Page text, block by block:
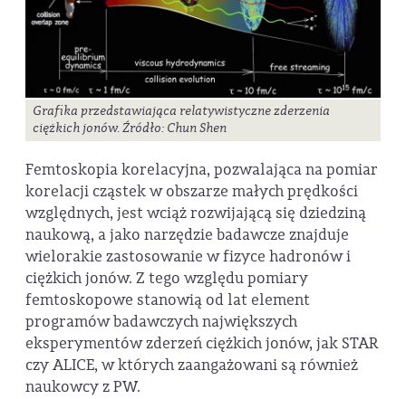
Grafika przedstawiająca relatywistyczne zderzenia
ciężkich jonów. Źródło: Chun Shen
Femtoskopia korelacyjna, pozwalająca na pomiar
korelacji cząstek w obszarze małych prędkości
względnych, jest wciąż rozwijającą się dziedziną
naukową, a jako narzędzie badawcze znajduje
wielorakie zastosowanie w fizyce hadronów i
ciężkich jonów. Z tego względu pomiary
femtoskopowe stanowią od lat element
programów badawczych największych
eksperymentów zderzeń ciężkich jonów, jak STAR
czy ALICE, w których zaangażowani są również
naukowcy z PW.